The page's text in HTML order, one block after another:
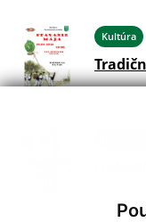
Kultúra